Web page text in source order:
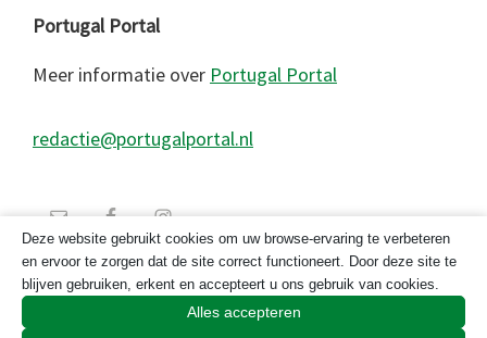
website
Portugal Portal
Meer informatie over Portugal Portal
redactie@portugalportal.nl
Deze website gebruikt cookies om uw browse-ervaring te verbeteren
en ervoor te zorgen dat de site correct functioneert. Door deze site te
blijven gebruiken, erkent en accepteert u ons gebruik van cookies.
Alles accepteren